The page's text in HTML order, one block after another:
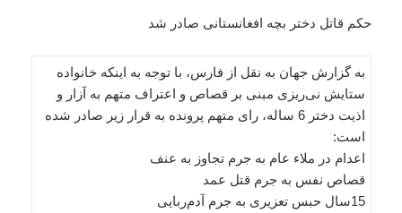
حکم قاتل دختر بچه افغانستانی صادر شد
به گزارش جهان به نقل از فارس، با توجه به اینکه خانواده
ستایش نی‌ریزی مبنی بر قصاص و اعتراف متهم به آزار و
اذیت دختر 6 ساله، رای متهم پرونده به قرار زیر صادر شده
است:
اعدام در ملاء عام به جرم تجاوز به عنف
قصاص نفس به جرم قتل عمد
15سال حبس تعزیری به جرم آدم‌ربایی